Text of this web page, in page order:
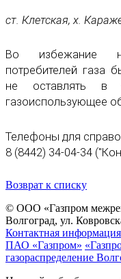
ст. Клетская, х.
Во избежание
потребителей газа
не оставлять в
газоиспользующее
Телефоны для
8 (8442) 34-04-34
Возврат к списку
© ООО «Газпром
Волгоград, ул.
Контактная информация
ПАО «Газпром»
газораспределение